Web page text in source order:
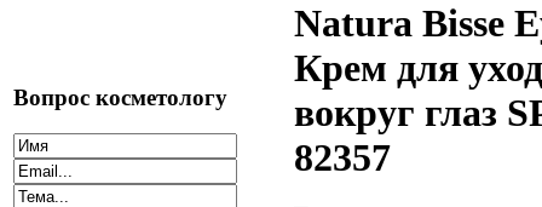
Вопрос косметологу
Natura Bisse
Крем для
вокруг глаз
82357